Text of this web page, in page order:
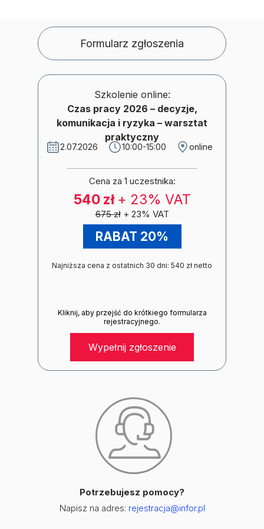
Formularz zgłoszenia
Szkolenie online:
Czas pracy 2026 – decyzje,
komunikacja i ryzyka – warsztat
praktyczny
540 zł + 23% VAT
Cena za 1 uczestnika:
online
RABAT 20%
2.07.2026 10:00-15:00
675 zł+ 23% VAT
Najniższa cena z ostatnich 30 dni: 540 zł netto
Wypełnij zgłoszenie
Kliknij, aby przejść do krótkiego formularza
rejestracyjnego.
Potrzebujesz pomocy?
Napisz na adres: rejestracja@infor.pl